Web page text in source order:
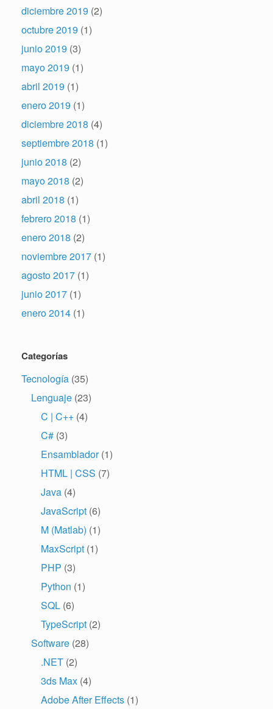
diciembre 2019 (2)
octubre 2019 (1)
junio 2019 (3)
mayo 2019 (1)
abril 2019 (1)
enero 2019 (1)
diciembre 2018 (4)
septiembre 2018 (1)
junio 2018 (2)
mayo 2018 (2)
abril 2018 (1)
febrero 2018 (1)
enero 2018 (2)
noviembre 2017 (1)
agosto 2017 (1)
junio 2017 (1)
enero 2014 (1)
Categorías
Tecnología (35)
Lenguaje (23)
C | C++ (4)
C# (3)
Ensamblador(1)
HTML | CSS (7)
Java (4)
JavaScript (6)
M (Matlab) (1)
MaxScript (1)
PHP (3)
Python (1)
SQL (6)
TypeScript (2)
Software (28)
.NET (2)
3ds Max (4)
Adobe After Effects (1)